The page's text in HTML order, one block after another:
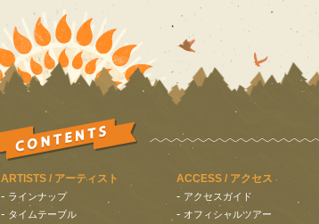
ARTISTS / アーティスト
- ラインナップ
- タイムテーブル
ACCESS / アクセス
- アクセスガイド
- オフィシャルツアー